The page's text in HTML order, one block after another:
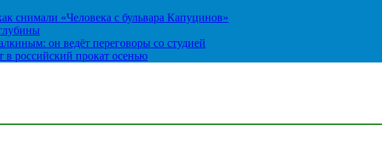
снимали «Человека с бульвара Капуцинов»
он ведёт переговоры со студией
российский прокат осенью